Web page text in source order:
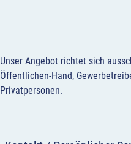
Unser Angebot richtet sich
Öffentlichen-Hand,
Privatpersonen.